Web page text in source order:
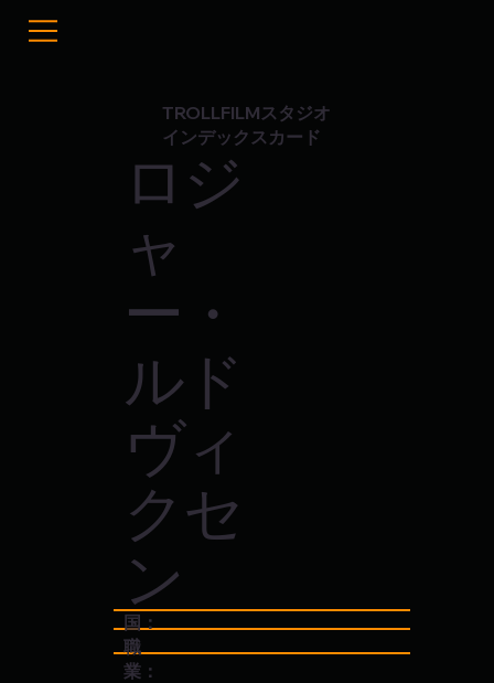
TROLLFILMスタジオ
インデックスカード
ロジ
ャ
ー・
ルド
ヴィ
クセ
ン
国：
職
業：